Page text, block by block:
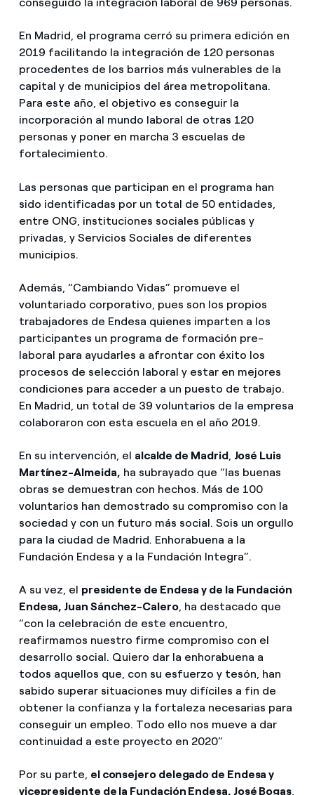
conseguido la integración laboral de 969 personas.
En Madrid, el programa cerró su primera edición en
2019 facilitando la integración de 120 personas
procedentes de los barrios más vulnerables de la
capital y de municipios del área metropolitana.
Para este año, el objetivo es conseguir la
incorporación al mundo laboral de otras 120
personas y poner en marcha 3 escuelas de
fortalecimiento.
Las personas que participan en el programa han
sido identificadas por un total de 50 entidades,
entre ONG, instituciones sociales públicas y
privadas, y Servicios Sociales de diferentes
municipios.
Además, “Cambiando Vidas” promueve el
voluntariado corporativo, pues son los propios
trabajadores de Endesa quienes imparten a los
participantes un programa de formación pre-
laboral para ayudarles a afrontar con éxito los
procesos de selección laboral y estar en mejores
condiciones para acceder a un puesto de trabajo.
En Madrid, un total de 39 voluntarios de la empresa
colaboraron con esta escuela en el año 2019.
En su intervención, el alcalde de Madrid, José Luis
Martínez-Almeida, ha subrayado que “las buenas
obras se demuestran con hechos. Más de 100
voluntarios han demostrado su compromiso con la
sociedad y con un futuro más social. Sois un orgullo
para la ciudad de Madrid. Enhorabuena a la
Fundación Endesa y a la Fundación Integra”.
A su vez, el presidente de Endesa y de la Fundación
Endesa, Juan Sánchez-Calero, ha destacado que
“con la celebración de este encuentro,
reafirmamos nuestro firme compromiso con el
desarrollo social. Quiero dar la enhorabuena a
todos aquellos que, con su esfuerzo y tesón, han
sabido superar situaciones muy difíciles a fin de
obtener la confianza y la fortaleza necesarias para
conseguir un empleo. Todo ello nos mueve a dar
continuidad a este proyecto en 2020”
Por su parte, el consejero delegado de Endesa y
vicepresidente de la Fundación Endesa, José Bogas,